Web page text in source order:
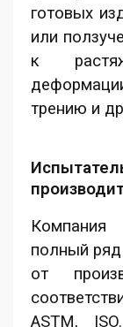
готовых
или
к
трению и
Компания
полный ряд
от
ASTM,